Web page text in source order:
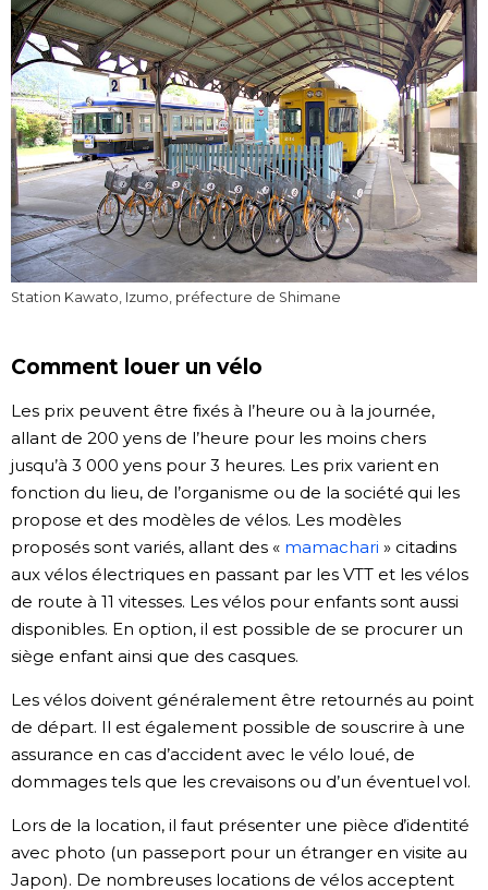
Station Kawato, Izumo, préfecture de Shimane
Comment louer un vélo
Les prix peuvent être fixés à l’heure ou à la journée,
allant de 200 yens de l’heure pour les moins chers
jusqu’à 3 000 yens pour 3 heures. Les prix varient en
fonction du lieu, de l’organisme ou de la société qui les
propose et des modèles de vélos. Les modèles
proposés sont variés, allant des « mamachari » citadins
aux vélos électriques en passant par les VTT et les vélos
de route à 11 vitesses. Les vélos pour enfants sont aussi
disponibles. En option, il est possible de se procurer un
siège enfant ainsi que des casques.
Les vélos doivent généralement être retournés au point
de départ. Il est également possible de souscrire à une
assurance en cas d’accident avec le vélo loué, de
dommages tels que les crevaisons ou d’un éventuel vol.
Lors de la location, il faut présenter une pièce d’identité
avec photo (un passeport pour un étranger en visite au
Japon). De nombreuses locations de vélos acceptent